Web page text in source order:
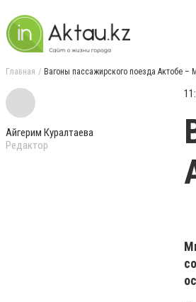
Главная Вагоны пассажирского поезда Актобе –
Айгерим Куралтаева
Редактор